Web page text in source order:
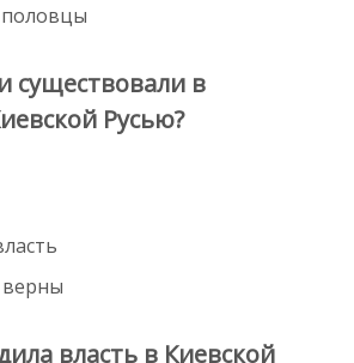
существовали в
Русью?
власть в Киевской